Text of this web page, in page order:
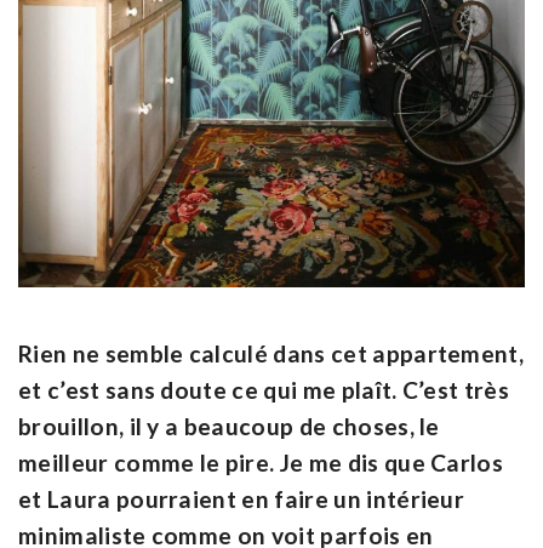
Rien ne semble calculé dans cet appartement,
et c’est sans doute ce qui me plaît. C’est très
brouillon, il y a beaucoup de choses, le
meilleur comme le pire. Je me dis que Carlos
et Laura pourraient en faire un intérieur
minimaliste comme on voit parfois en